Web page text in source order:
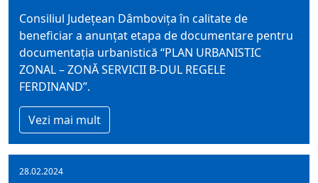
Consiliul Judeţean Dâmboviţa în calitate de
beneficiar a anunțat etapa de documentare pentru
documentația urbanistică “PLAN URBANISTIC
ZONAL – ZONĂ SERVICII B-DUL REGELE
FERDINAND”.
Vezi mai mult
28.02.2024